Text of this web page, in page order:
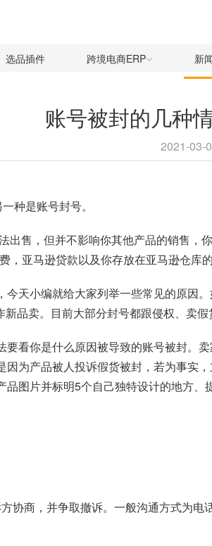
选品插件 跨境电商ERP 新
账号被封的几种
2021-03-
种是账号封号。
出售，但并不影响你其他产品的销售，
亚马逊贷款以及你存放在亚马逊仓库的
天小编就给大家列举一些常见的原因
品卖。目前大部分封号都跟侵权、卖假
看你是什么原因被导致的账号被封。
为产品被人投诉假货被封，若为事实
图片并标明5个自己独特设计的地方
协商，并争取撤诉。一般沟通方式为电